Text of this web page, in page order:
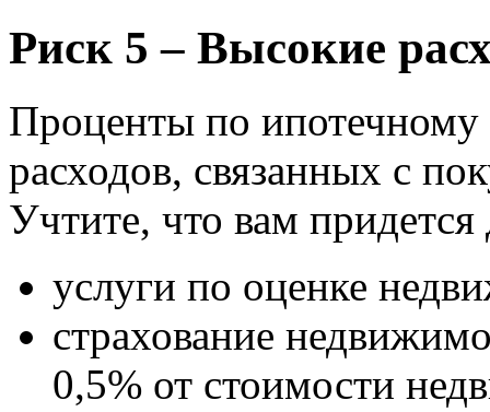
Риск 5 – Высокие
Проценты по ипотечному
расходов, связанных с
Учтите, что вам
услуги по оценке
страхование
0,5% от стоимости